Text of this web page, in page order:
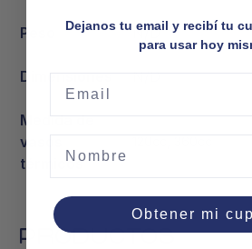
Peso N/D
Dimensiones N/D
Medida de
vasos
térmicos
PRODUCTOS
Dejanos tu email y recibí tu
para usar hoy
Obtener mi